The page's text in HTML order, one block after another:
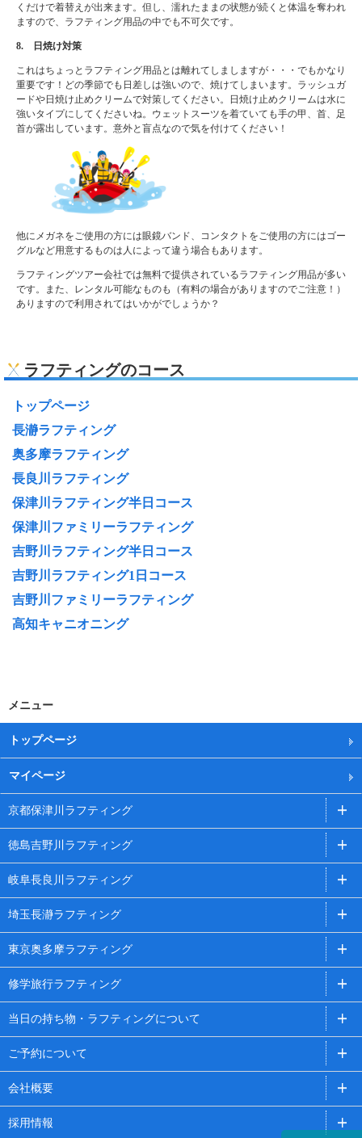
くだけで着替えが出来ます。但し、濡れたままの状態が続くと体温を奪われ
ますので、ラフティング用品の中でも不可欠です。
8. 日焼け対策
これはちょっとラフティング用品とは離れてしましますが・・・でもかなり
重要です！どの季節でも日差しは強いので、焼けてしまいます。ラッシュガ
ードや日焼け止めクリームで対策してください。日焼け止めクリームは水に
強いタイプにしてくださいね。ウェットスーツを着ていても手の甲、首、足
首が露出しています。意外と盲点なので気を付けてください！
他にメガネをご使用の方には眼鏡バンド、コンタクトをご使用の方にはゴー
グルなど用意するものは人によって違う場合もあります。
ラフティングツアー会社では無料で提供されているラフティング用品が多い
です。また、レンタル可能なものも（有料の場合がありますのでご注意！）
ありますので利用されてはいかがでしょうか？
ラフティングのコース
トップページ
長瀞ラフティング
奥多摩ラフティング
長良川ラフティング
保津川ラフティング半日コース
保津川ファミリーラフティング
吉野川ラフティング半日コース
吉野川ラフティング1日コース
吉野川ファミリーラフティング
高知キャニオニング
メニュー
トップページ
マイページ
京都保津川ラフティング
徳島吉野川ラフティング
岐阜長良川ラフティング
埼玉長瀞ラフティング
東京奥多摩ラフティング
修学旅行ラフティング
当日の持ち物・ラフティングについて
ご予約について
会社概要
採用情報